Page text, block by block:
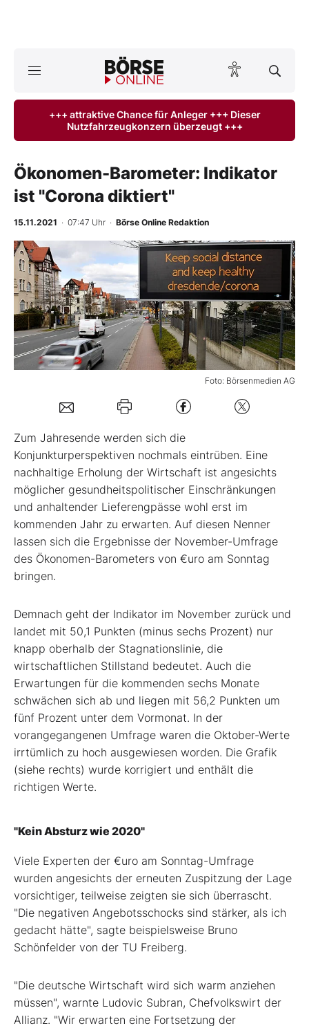
ktuelle Ausgabe BÖRSE ONLINE lesen
Finanz-Check
BO-Musterdepots
Experten
Mein B:O
Kontakt
+++ attraktive Chance für Anleger +++ Dieser
Nutzfahrzeugkonzern überzeugt +++
Ökonomen-Barometer: Indikator
ist "Corona diktiert"
15.11.2021 · 07:47 Uhr · Börse Online Redaktion
Foto: Börsenmedien AG
Zum Jahresende werden sich die
Konjunkturperspektiven nochmals eintrüben. Eine
nachhaltige Erholung der Wirtschaft ist angesichts
möglicher gesundheitspolitischer Einschränkungen
und anhaltender Lieferengpässe wohl erst im
kommenden Jahr zu erwarten. Auf diesen Nenner
lassen sich die Ergebnisse der November-Umfrage
des Ökonomen-Barometers von €uro am Sonntag
bringen.
Demnach geht der Indikator im November zurück und
landet mit 50,1 Punkten (minus sechs Prozent) nur
knapp oberhalb der Stagnationslinie, die
wirtschaftlichen Stillstand bedeutet. Auch die
Erwartungen für die kommenden sechs Monate
schwächen sich ab und liegen mit 56,2 Punkten um
fünf Prozent unter dem Vormonat. In der
vorangegangenen Umfrage waren die Oktober-Werte
irrtümlich zu hoch ausgewiesen worden. Die Grafik
(siehe rechts) wurde korrigiert und enthält die
richtigen Werte.
"Kein Absturz wie 2020"
Viele Experten der €uro am Sonntag-Umfrage
wurden angesichts der erneuten Zuspitzung der Lage
vorsichtiger, teilweise zeigten sie sich überrascht.
"Die negativen Angebotsschocks sind stärker, als ich
gedacht hätte", sagte beispielsweise Bruno
Schönfelder von der TU Freiberg.
"Die deutsche Wirtschaft wird sich warm anziehen
müssen", warnte Ludovic Subran, Chefvolkswirt der
Allianz. "Wir erwarten eine Fortsetzung der